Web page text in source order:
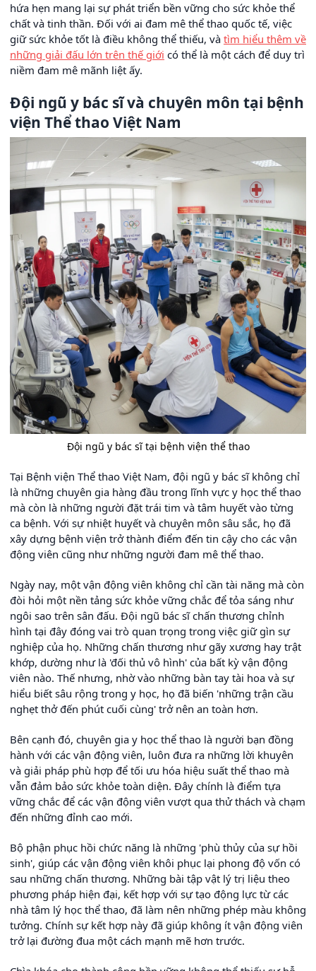
hứa hẹn mang lại sự phát triển bền vững cho sức khỏe thể
chất và tinh thần. Đối với ai đam mê thể thao quốc tế, việc
giữ sức khỏe tốt là điều không thể thiếu, và tìm hiểu thêm về
những giải đấu lớn trên thế giới có thể là một cách để duy trì
niềm đam mê mãnh liệt ấy.
Đội ngũ y bác sĩ và chuyên môn tại bệnh
viện Thể thao Việt Nam
Đội ngũ y bác sĩ tại bệnh viện thể thao
Tại Bệnh viện Thể thao Việt Nam, đội ngũ y bác sĩ không chỉ
là những chuyên gia hàng đầu trong lĩnh vực y học thể thao
mà còn là những người đặt trái tim và tâm huyết vào từng
ca bệnh. Với sự nhiệt huyết và chuyên môn sâu sắc, họ đã
xây dựng bệnh viện trở thành điểm đến tin cậy cho các vận
động viên cũng như những người đam mê thể thao.
Ngày nay, một vận động viên không chỉ cần tài năng mà còn
đòi hỏi một nền tảng sức khỏe vững chắc để tỏa sáng như
ngôi sao trên sân đấu. Đội ngũ bác sĩ chấn thương chỉnh
hình tại đây đóng vai trò quan trọng trong việc giữ gìn sự
nghiệp của họ. Những chấn thương như gãy xương hay trật
khớp, dường như là 'đối thủ vô hình' của bất kỳ vận động
viên nào. Thế nhưng, nhờ vào những bàn tay tài hoa và sự
hiểu biết sâu rộng trong y học, họ đã biến 'những trận cầu
nghẹt thở đến phút cuối cùng' trở nên an toàn hơn.
Bên cạnh đó, chuyên gia y học thể thao là người bạn đồng
hành với các vận động viên, luôn đưa ra những lời khuyên
và giải pháp phù hợp để tối ưu hóa hiệu suất thể thao mà
vẫn đảm bảo sức khỏe toàn diện. Đây chính là điểm tựa
vững chắc để các vận động viên vượt qua thử thách và chạm
đến những đỉnh cao mới.
Bộ phận phục hồi chức năng là những 'phù thủy của sự hồi
sinh', giúp các vận động viên khôi phục lại phong độ vốn có
sau những chấn thương. Những bài tập vật lý trị liệu theo
phương pháp hiện đại, kết hợp với sự tạo động lực từ các
nhà tâm lý học thể thao, đã làm nên những phép màu không
tưởng. Chính sự kết hợp này đã giúp không ít vận động viên
trở lại đường đua một cách mạnh mẽ hơn trước.